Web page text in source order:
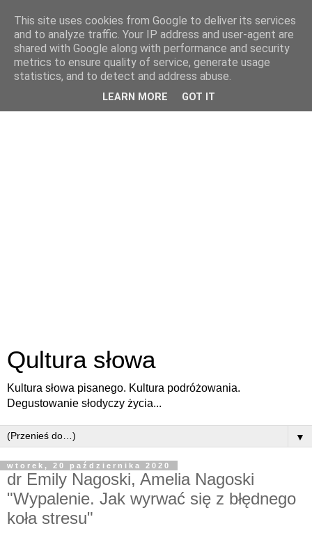
Qultura słowa
Kultura słowa pisanego. Kultura podróżowania.
Degustowanie słodyczy życia...
▼
wtorek, 20 października 2020
dr Emily Nagoski, Amelia Nagoski
"Wypalenie. Jak wyrwać się z błędnego
koła stresu"
This site uses cookies from Google to deliver its services
and to analyze traffic. Your IP address and user-agent are
shared with Google along with performance and security
metrics to ensure quality of service, generate usage
statistics, and to detect and address abuse.
LEARN MORE GOT IT